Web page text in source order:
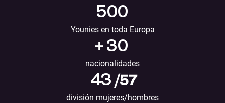
500
Younies en toda Europa
+30
nacionalidades
43 /57
división mujeres/hombres